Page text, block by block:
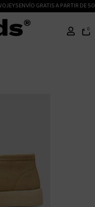
ENVÍO GRATIS A PARTIR DE
0